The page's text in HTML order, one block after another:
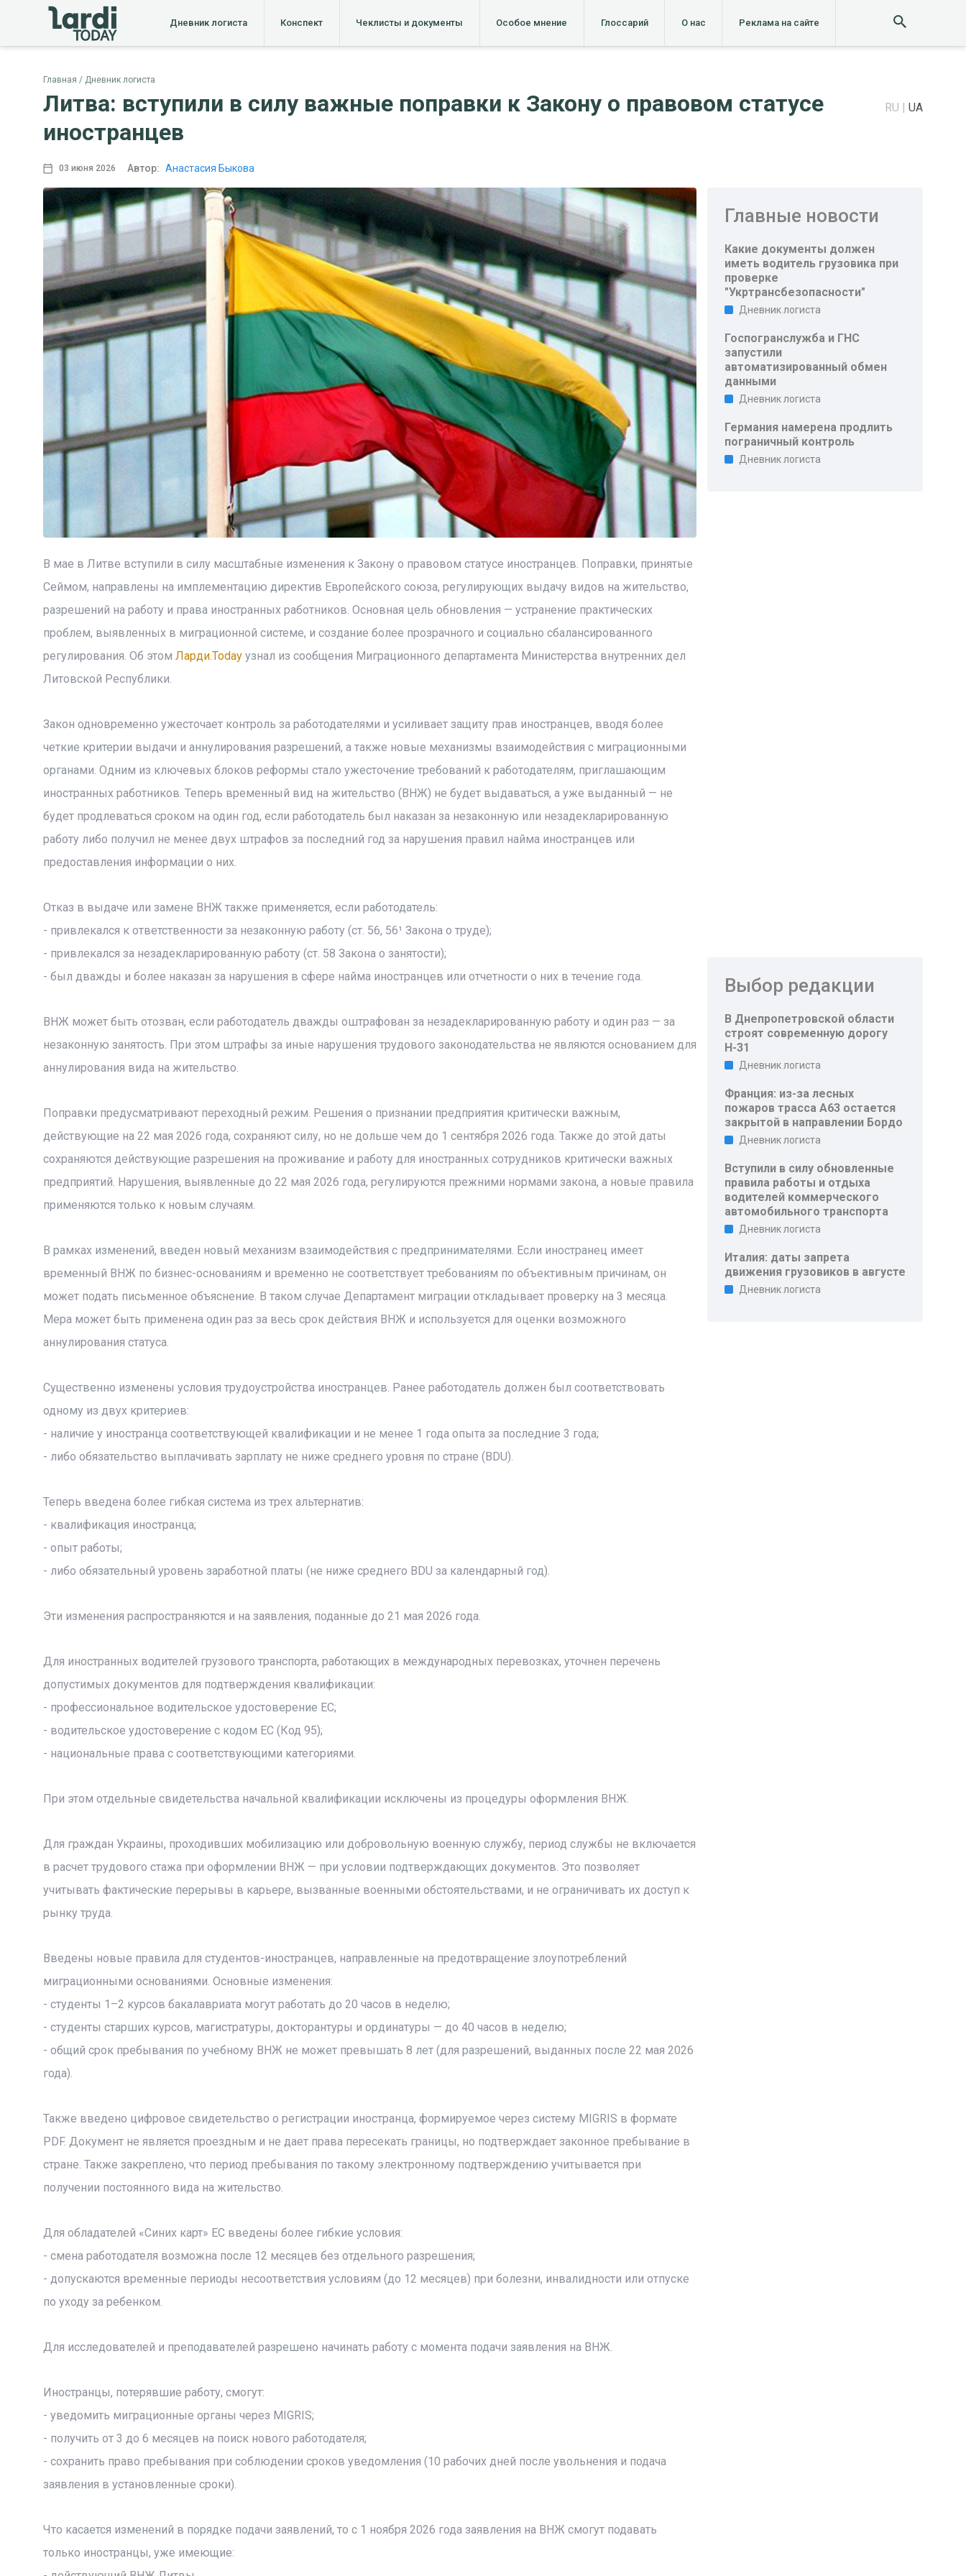
Дневник логиста Конспект Чеклисты и документы Особое мнение Глоссарий О нас Реклама на сайте
Главная Дневник логиста
Литва: вступили в силу важные поправки к Закону о правовом статусе
иностранцев
RU UA
03 июня 2026 Автор: Анастасия Быкова
В мае в Литве вступили в силу масштабные изменения к Закону о правовом статусе иностранцев. Поправки, принятые
Сеймом, направлены на имплементацию директив Европейского союза, регулирующих выдачу видов на жительство,
разрешений на работу и права иностранных работников. Основная цель обновления — устранение практических
проблем, выявленных в миграционной системе, и создание более прозрачного и социально сбалансированного
регулирования. Об этом Ларди.Todayузнал из сообщения Миграционного департамента Министерства внутренних дел
Литовской Республики.
Закон одновременно ужесточает контроль за работодателями и усиливает защиту прав иностранцев, вводя более
четкие критерии выдачи и аннулирования разрешений, а также новые механизмы взаимодействия с миграционными
органами. Одним из ключевых блоков реформы стало ужесточение требований к работодателям, приглашающим
иностранных работников. Теперь временный вид на жительство (ВНЖ) не будет выдаваться, а уже выданный — не
будет продлеваться сроком на один год, если работодатель был наказан за незаконную или незадекларированную
работу либо получил не менее двух штрафов за последний год за нарушения правил найма иностранцев или
предоставления информации о них.
Отказ в выдаче или замене ВНЖ также применяется, если работодатель:
- привлекался к ответственности за незаконную работу (ст. 56, 56¹ Закона о труде);
- привлекался за незадекларированную работу (ст. 58 Закона о занятости);
- был дважды и более наказан за нарушения в сфере найма иностранцев или отчетности о них в течение года.
ВНЖ может быть отозван, если работодатель дважды оштрафован за незадекларированную работу и один раз — за
незаконную занятость. При этом штрафы за иные нарушения трудового законодательства не являются основанием для
аннулирования вида на жительство.
Поправки предусматривают переходный режим. Решения о признании предприятия критически важным,
действующие на 22 мая 2026 года, сохраняют силу, но не дольше чем до 1 сентября 2026 года. Также до этой даты
сохраняются действующие разрешения на проживание и работу для иностранных сотрудников критически важных
предприятий. Нарушения, выявленные до 22 мая 2026 года, регулируются прежними нормами закона, а новые правила
применяются только к новым случаям.
В рамках изменений, введен новый механизм взаимодействия с предпринимателями. Если иностранец имеет
временный ВНЖ по бизнес-основаниям и временно не соответствует требованиям по объективным причинам, он
может подать письменное объяснение. В таком случае Департамент миграции откладывает проверку на 3 месяца.
Мера может быть применена один раз за весь срок действия ВНЖ и используется для оценки возможного
аннулирования статуса.
Существенно изменены условия трудоустройства иностранцев. Ранее работодатель должен был соответствовать
одному из двух критериев:
- наличие у иностранца соответствующей квалификации и не менее 1 года опыта за последние 3 года;
- либо обязательство выплачивать зарплату не ниже среднего уровня по стране (BDU).
Теперь введена более гибкая система из трех альтернатив:
- квалификация иностранца;
- опыт работы;
- либо обязательный уровень заработной платы (не ниже среднего BDU за календарный год).
Эти изменения распространяются и на заявления, поданные до 21 мая 2026 года.
Для иностранных водителей грузового транспорта, работающих в международных перевозках, уточнен перечень
допустимых документов для подтверждения квалификации:
- профессиональное водительское удостоверение ЕС;
- водительское удостоверение с кодом ЕС (Код 95);
- национальные права с соответствующими категориями.
При этом отдельные свидетельства начальной квалификации исключены из процедуры оформления ВНЖ.
Для граждан Украины, проходивших мобилизацию или добровольную военную службу, период службы не включается
в расчет трудового стажа при оформлении ВНЖ — при условии подтверждающих документов. Это позволяет
учитывать фактические перерывы в карьере, вызванные военными обстоятельствами, и не ограничивать их доступ к
рынку труда.
Введены новые правила для студентов-иностранцев, направленные на предотвращение злоупотреблений
миграционными основаниями. Основные изменения:
- студенты 1–2 курсов бакалавриата могут работать до 20 часов в неделю;
- студенты старших курсов, магистратуры, докторантуры и ординатуры — до 40 часов в неделю;
- общий срок пребывания по учебному ВНЖ не может превышать 8 лет (для разрешений, выданных после 22 мая 2026
года).
Также введено цифровое свидетельство о регистрации иностранца, формируемое через систему MIGRIS в формате
PDF. Документ не является проездным и не дает права пересекать границы, но подтверждает законное пребывание в
стране. Также закреплено, что период пребывания по такому электронному подтверждению учитывается при
получении постоянного вида на жительство.
Для обладателей «Синих карт» ЕС введены более гибкие условия:
- смена работодателя возможна после 12 месяцев без отдельного разрешения;
- допускаются временные периоды несоответствия условиям (до 12 месяцев) при болезни, инвалидности или отпуске
по уходу за ребенком.
Для исследователей и преподавателей разрешено начинать работу с момента подачи заявления на ВНЖ.
Иностранцы, потерявшие работу, смогут:
- уведомить миграционные органы через MIGRIS;
- получить от 3 до 6 месяцев на поиск нового работодателя;
- сохранить право пребывания при соблюдении сроков уведомления (10 рабочих дней после увольнения и подача
заявления в установленные сроки).
Что касается изменений в порядке подачи заявлений, то с 1 ноября 2026 года заявления на ВНЖ смогут подавать
только иностранцы, уже имеющие:
Главные новости
Какие документы должен
иметь водитель грузовика при
проверке
"Укртрансбезопасности"
Дневник логиста
Госпогранслужба и ГНС
запустили
автоматизированный обмен
данными
Дневник логиста
Германия намерена продлить
пограничный контроль
Дневник логиста
Выбор редакции
В Днепропетровской области
строят современную дорогу
Н-31
Дневник логиста
Франция: из-за лесных
пожаров трасса A63 остается
закрытой в направлении Бордо
Дневник логиста
Вступили в силу обновленные
правила работы и отдыха
водителей коммерческого
автомобильного транспорта
Дневник логиста
Италия: даты запрета
движения грузовиков в августе
Дневник логиста